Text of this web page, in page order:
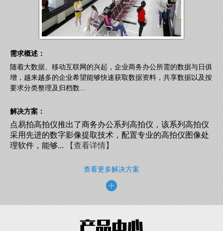
需求概述：
随着大数据、移动互联网的兴起，企业商务办公所需的数据与日俱
增，越来越多的企业希望能够快速获取数据资料，共享数据以及按
要求分类整理及归档数...
解决方案：
点易拍高拍仪推出了商务办公系列高拍仪，该系列高拍仪
采用先进的数字影像提取技术，配置专业的高拍仪图像处
理软件，能够...【查看详情】
查看更多解决方案